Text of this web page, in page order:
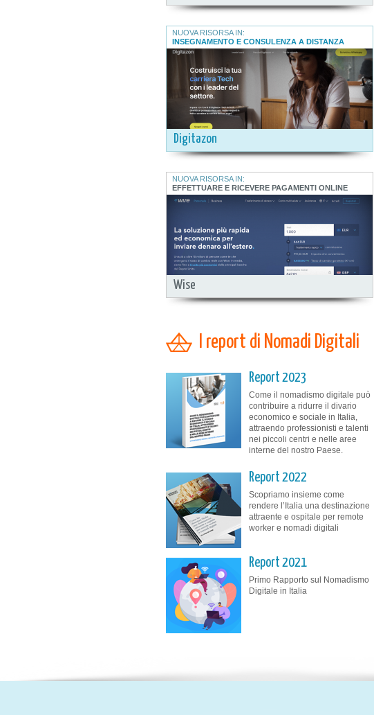
Digitazon
NUOVA RISORSA IN:
INSEGNAMENTO E CONSULENZA A DISTANZA
Wise
NUOVA RISORSA IN:
EFFETTUARE E RICEVERE PAGAMENTI ONLINE
I report di Nomadi Digitali
Report 2023
Come il nomadismo digitale può
contribuire a ridurre il divario
economico e sociale in Italia,
attraendo professionisti e talenti
nei piccoli centri e nelle aree
interne del nostro Paese.
Report 2022
Scopriamo insieme come
rendere l’Italia una destinazione
attraente e ospitale per remote
worker e nomadi digitali
Report 2021
Primo Rapporto sul Nomadismo
Digitale in Italia